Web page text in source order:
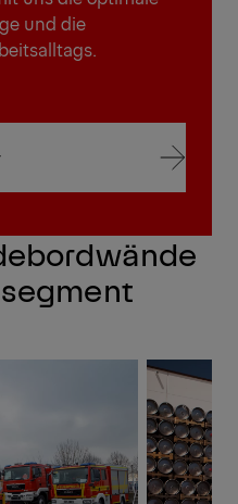
und die